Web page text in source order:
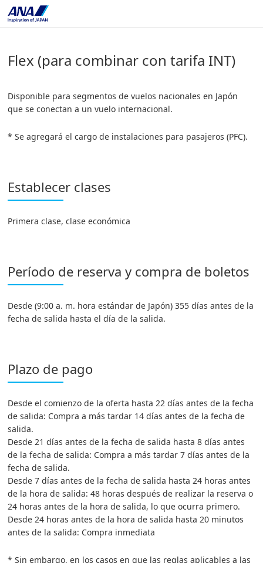
Flex (para combinar con tarifa INT)
Disponible para segmentos de vuelos nacionales en Japón
que se conectan a un vuelo internacional.
* Se agregará el cargo de instalaciones para pasajeros (PFC).
Establecer clases
Primera clase, clase económica
Período de reserva y compra de boletos
Desde (9:00 a. m. hora estándar de Japón) 355 días antes de la
fecha de salida hasta el día de la salida.
Plazo de pago
Desde el comienzo de la oferta hasta 22 días antes de la fecha
de salida: Compra a más tardar 14 días antes de la fecha de
salida.
Desde 21 días antes de la fecha de salida hasta 8 días antes
de la fecha de salida: Compra a más tardar 7 días antes de la
fecha de salida.
Desde 7 días antes de la fecha de salida hasta 24 horas antes
de la hora de salida: 48 horas después de realizar la reserva o
24 horas antes de la hora de salida, lo que ocurra primero.
Desde 24 horas antes de la hora de salida hasta 20 minutos
antes de la salida: Compra inmediata
* Sin embargo, en los casos en que las reglas aplicables a las